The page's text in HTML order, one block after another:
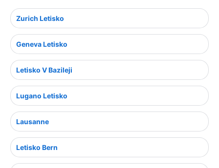
Zurich Letisko
Geneva Letisko
Letisko V Bazileji
Lugano Letisko
Lausanne
Letisko Bern